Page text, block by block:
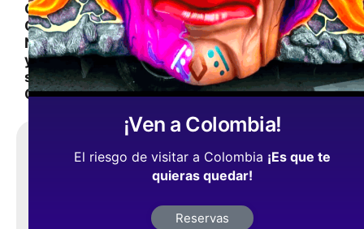
Cultura,
Gastronomia,
Naturaleza
y
su
Gente
Comparte,
¡Ven a Colombia!
El riesgo de visitar a Colombia ¡Es que te
quieras quedar!
Reservas